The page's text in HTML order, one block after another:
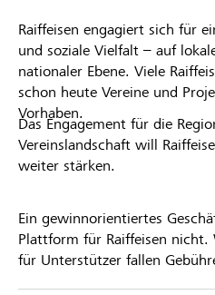
Raiffeisen engagiert sich für
und soziale Vielfalt – auf
nationaler Ebene. Viele
schon heute Vereine und
Vorhaben.
Das Engagement für die
Vereinslandschaft will
weiter stärken.
Ein gewinnorientiertes
Plattform für Raiffeisen
für Unterstützer fallen